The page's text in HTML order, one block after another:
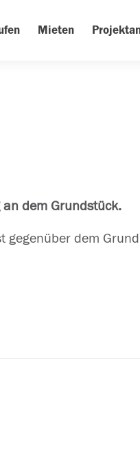
Mieten
dem Grundstück.
dem